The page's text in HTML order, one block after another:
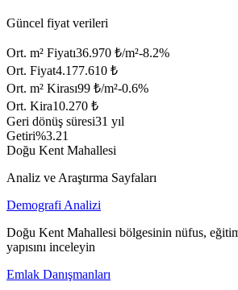
Güncel fiyat verileri
Ort. m² Fiyatı36.970 ₺/m²-8.2%
Ort. Fiyat4.177.610 ₺
Ort. m² Kirası99 ₺/m²-0.6%
Ort. Kira10.270 ₺
Geri dönüş süresi31 yıl
Getiri%3.21
Doğu Kent Mahallesi
Analiz ve Araştırma Sayfaları
Demografi Analizi
Doğu Kent Mahallesi bölgesinin nüfus,
yapısını inceleyin
Emlak Danışmanları